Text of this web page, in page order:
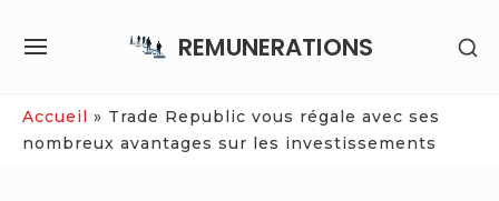
REMUNERATIONS
SITE
Accueil » Trade Republic vous régale avec ses
nombreux avantages sur les investissements